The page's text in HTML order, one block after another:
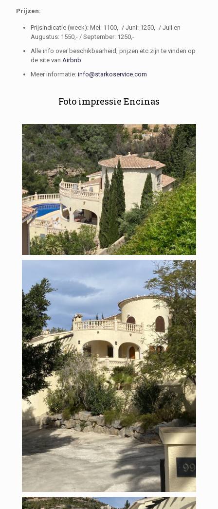
Prijzen:
Prijsindicatie (week): Mei: 1100,- / Juni: 1250,- / Juli en
Augustus: 1550,- / September: 1250,-
Alle info over beschikbaarheid, prijzen etc zijn te vinden op
de site van Airbnb
Meer informatie: info@starkoservice.com
Foto impressie Encinas